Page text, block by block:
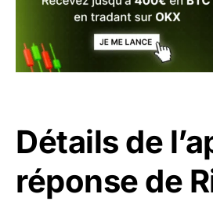
Détails de
réponse de